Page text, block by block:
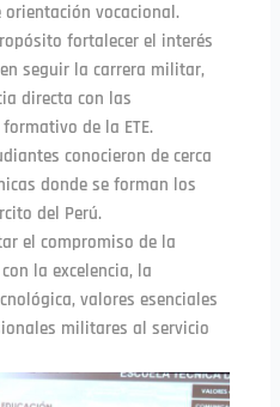
vocacional.
fortalecer el interés
seguir la carrera militar,
directa con las
de la ETE.
conocieron de cerca
donde se forman los
del Perú.
el compromiso de la
la excelencia, la
valores esenciales
militares al servicio